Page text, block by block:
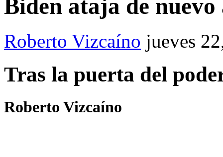
Biden ataja de
Roberto Vizcaíno jueves
Tras la puerta del
Roberto Vizcaíno